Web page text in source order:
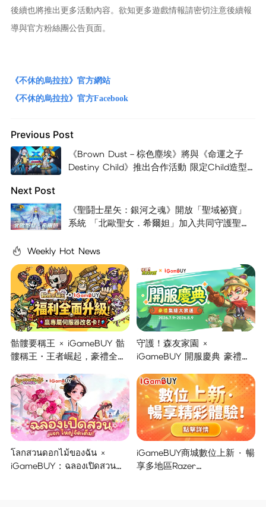
後續也將推出更多活動內容。欲知更多遊戲情報請密切注意後續報
導與官方粉絲團公告頁面。
《不休的烏拉拉》官方網站
《不休的烏拉拉》官方Facebook
Previous Post
《Brown Dust－棕色塵埃》將與《命運之子
Destiny Child》推出合作活動 限定Child造型
Next Post
《聖鬪士星矢：銀河之魂》開放「聖域祕寶」
系統 「北歐聖女．希爾妲」加入共同守護聖
Weekly Hot News
骷髏要稱王 × iGameBUY 骷
髏稱王・王者崛起，豪禮全面
守護！森友家園 ×
iGameBUY 開服慶典 豪禮集
โลกสวนดอกไม้ของฉัน ×
iGameBUY : ฉลองเปิดสวน
iGameBUY商城數位上新 · 暢
享多地區Razer